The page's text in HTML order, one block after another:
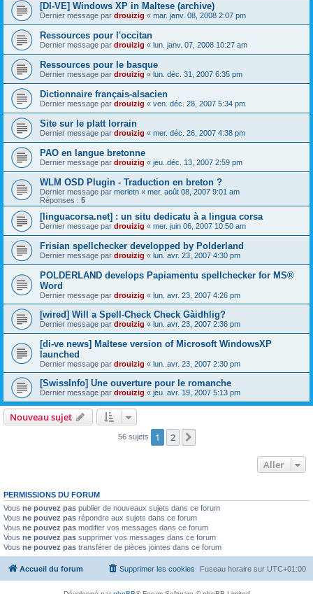
[DI-VE] Windows XP in Maltese (archive)
Dernier message par drouizig « mar. janv. 08, 2008 2:07 pm
Ressources pour l'occitan
Dernier message par drouizig « lun. janv. 07, 2008 10:27 am
Ressources pour le basque
Dernier message par drouizig « lun. déc. 31, 2007 6:35 pm
Dictionnaire français-alsacien
Dernier message par drouizig « ven. déc. 28, 2007 5:34 pm
Site sur le platt lorrain
Dernier message par drouizig « mer. déc. 26, 2007 4:38 pm
PAO en langue bretonne
Dernier message par drouizig « jeu. déc. 13, 2007 2:59 pm
WLM OSD Plugin - Traduction en breton ?
Dernier message par merletn « mer. août 08, 2007 9:01 am
Réponses : 5
[linguacorsa.net] : un situ dedicatu à a lingua corsa
Dernier message par drouizig « mer. juin 06, 2007 10:50 am
Frisian spellchecker developped by Polderland
Dernier message par drouizig « lun. avr. 23, 2007 4:30 pm
POLDERLAND develops Papiamentu spellchecker for MS®
Word
Dernier message par drouizig « lun. avr. 23, 2007 4:26 pm
[wired] Will a Spell-Check Check Gàidhlig?
Dernier message par drouizig « lun. avr. 23, 2007 2:36 pm
[di-ve news] Maltese version of Microsoft WindowsXP
launched
Dernier message par drouizig « lun. avr. 23, 2007 2:30 pm
[SwissInfo] Une ouverture pour le romanche
Dernier message par drouizig « jeu. avr. 19, 2007 5:13 pm
Nouveau sujet
56 sujets 1 2
Aller
PERMISSIONS DU FORUM
Vous ne pouvez pas publier de nouveaux sujets dans ce forum
Vous ne pouvez pas répondre aux sujets dans ce forum
Vous ne pouvez pas modifier vos messages dans ce forum
Vous ne pouvez pas supprimer vos messages dans ce forum
Vous ne pouvez pas transférer de pièces jointes dans ce forum
Accueil du forum Fuseau horaire sur UTC+01:00
Supprimer les cookies